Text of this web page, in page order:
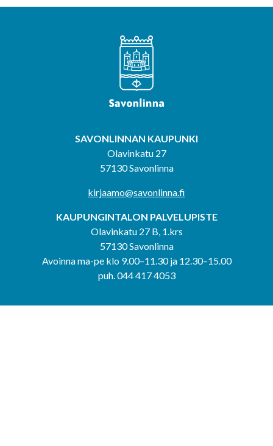
SAVONLINNAN KAUPUNKI
Olavinkatu 27
57130 Savonlinna
kirjaamo@savonlinna.fi
KAUPUNGINTALON PALVELUPISTE
Olavinkatu 27 B, 1.krs
57130 Savonlinna
Avoinna ma-pe klo 9.00–11.30 ja 12.30–15.00
puh. 044 417 4053